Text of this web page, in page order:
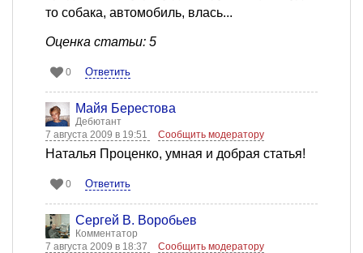
то собака, автомобиль, влась...
Оценка статьи: 5
0 Ответить
Майя Берестова
Дебютант
7 августа 2009 в 19:51
Сообщить модератору
Наталья Проценко, умная и добрая статья!
0 Ответить
Сергей В. Воробьев
Комментатор
7 августа 2009 в 18:37
Сообщить модератору